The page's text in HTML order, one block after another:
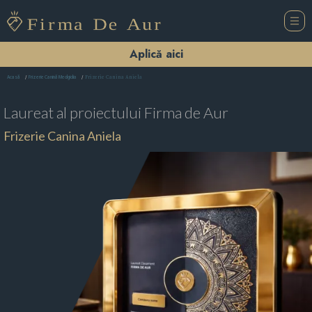
Aplică aici
Acasă Frizerie Canină Medgidia Frizerie Canina Aniela
Laureat al proiectului Firma de Aur
Frizerie Canina Aniela